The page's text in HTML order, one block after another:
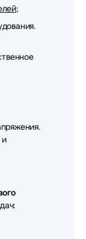
PowerTone
Zyxel
Fujitsu
CUDY
FSP
Qnap
Lenovo
Fortinet
3М
;
и